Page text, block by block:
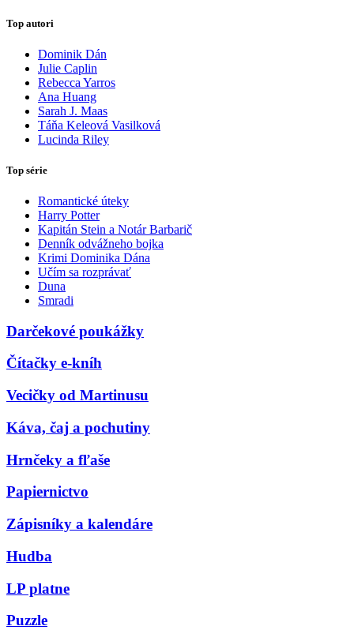
Top autori
Dominik Dán
Julie Caplin
Rebecca Yarros
Ana Huang
Sarah J. Maas
Táňa Keleová Vasilková
Lucinda Riley
Top série
Romantické úteky
Harry Potter
Kapitán Stein a Notár Barbarič
Denník odvážneho bojka
Krimi Dominika Dána
Učím sa rozprávať
Duna
Smradi
Darčekové poukážky
Čítačky e-kníh
Vecičky od Martinusu
Káva, čaj a pochutiny
Hrnčeky a fľaše
Papiernictvo
Zápisníky a kalendáre
Hudba
LP platne
Puzzle